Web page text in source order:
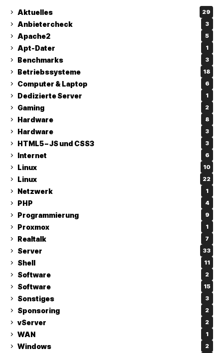
Aktuelles 29
Anbietercheck 3
Apache2 5
Apt-Dater 1
Benchmarks 3
Betriebssysteme 18
Computer & Laptop 6
Dedizierte Server 1
Gaming 2
Hardware 8
Hardware 3
HTML5 – JS und CSS3 3
Internet 6
Linux 10
Linux 22
Netzwerk 1
PHP 4
Programmierung 9
Proxmox 1
Realtalk 7
Server 33
Shell 11
Software 2
Software 15
Sonstiges 3
Sponsoring 2
vServer 2
WAN 1
Windows 2